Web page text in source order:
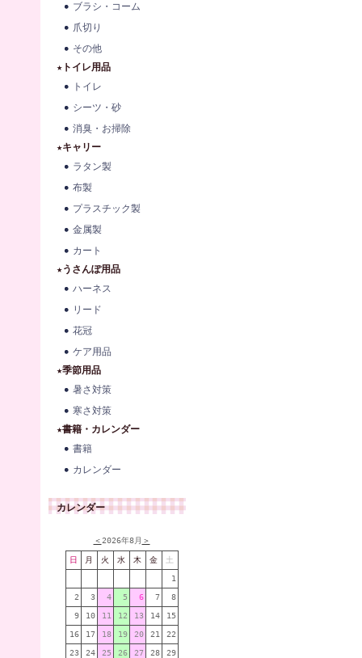
ブラシ・コーム
爪切り
その他
★トイレ用品
トイレ
シーツ・砂
消臭・お掃除
★キャリー
ラタン製
布製
プラスチック製
金属製
カート
★うさんぽ用品
ハーネス
リード
花冠
ケア用品
★季節用品
暑さ対策
寒さ対策
★書籍・カレンダー
書籍
カレンダー
カレンダー
＜2026年8月 ＞
日 月 火 水 木 金 土
1
2 3 4 5 6 7 8
9 10 11 12 13 14 15
16 17 18 19 20 21 22
23 24 25 26 27 28 29